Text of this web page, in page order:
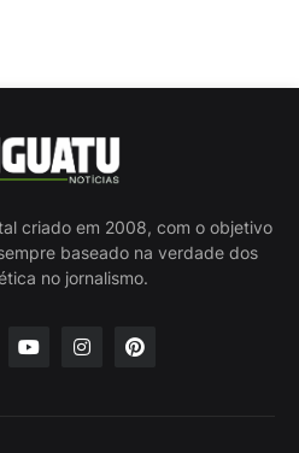
criado em 2008, com o objetivo
baseado na verdade dos
no jornalismo.